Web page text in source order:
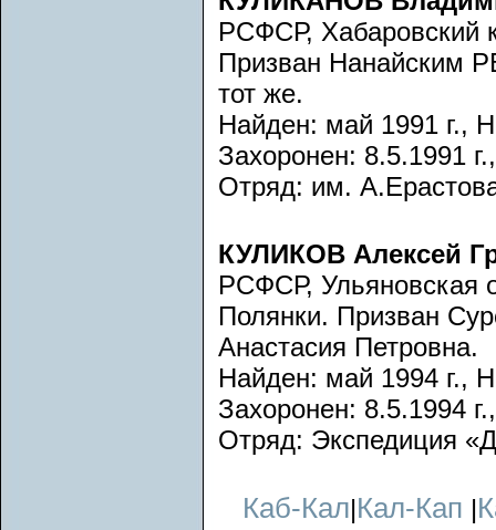
РСФСР, Хабаровский
Призван Нанайским
тот же.
Найден: май 1991 г.,
Захоронен: 8.5.1991
Отряд: им.
КУЛИКОВ Алексей
РСФСР, Ульяновская
Полянки. Призван
Анастасия Петровна.
Найден: май 1994 г.,
Захоронен: 8.5.1994
Отряд: Экспедиция
Каб-Кал|Кал-Кап |